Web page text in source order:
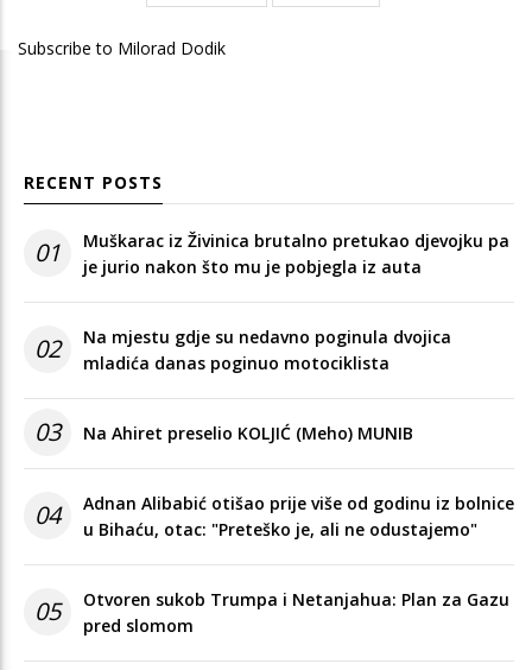
page
page
Subscribe to Milorad Dodik
RECENT POSTS
01
Muškarac iz Živinica brutalno pretukao djevojku pa
je jurio nakon što mu je pobjegla iz auta
02
Na mjestu gdje su nedavno poginula dvojica
mladića danas poginuo motociklista
03 Na Ahiret preselio KOLJIĆ (Meho) MUNIB
04
Adnan Alibabić otišao prije više od godinu iz bolnice
u Bihaću, otac: "Preteško je, ali ne odustajemo"
05
Otvoren sukob Trumpa i Netanjahua: Plan za Gazu
pred slomom